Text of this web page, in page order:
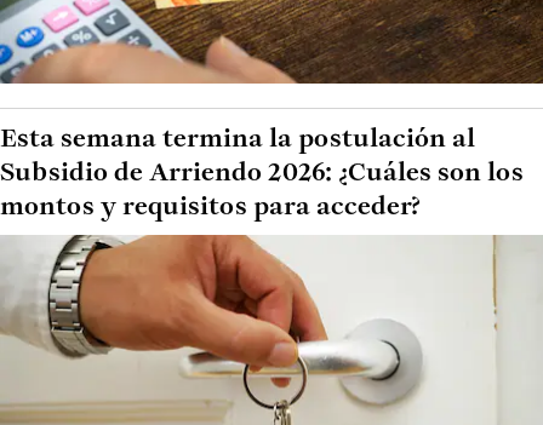
Esta semana termina la postulación al
Subsidio de Arriendo 2026: ¿Cuáles son los
montos y requisitos para acceder?